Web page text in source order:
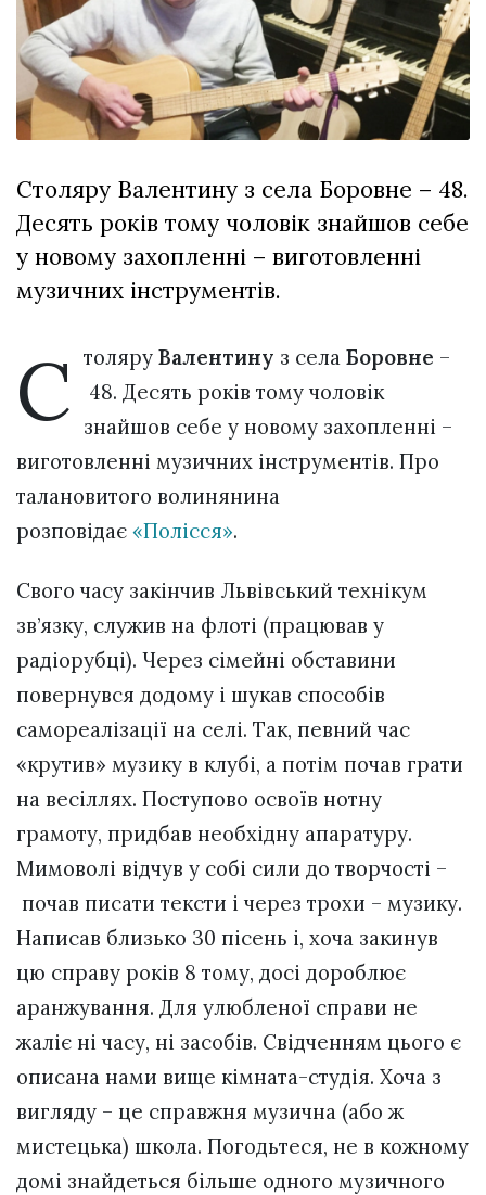
залишив у
Луцьку
три...
27 Липня 2026
702 переглядів
Всі розділи
Лайф
Афіша
ZONE 18+
Політика конфіденційності
Столяру Валентину з села Боровне – 48.
Десять років тому чоловік знайшов себе
у новому захопленні – виготовленні
музичних інструментів.
С толяруВалентину з села Боровне –
48. Десять років тому чоловік
знайшов себе у новому захопленні –
виготовленні музичних інструментів. Про
талановитого волинянина
розповідає «Полісся».
Свого часу закінчив Львівський технікум
зв’язку, служив на флоті (працював у
радіорубці). Через сімейні обставини
повернувся додому і шукав способів
самореалізації на селі. Так, певний час
«крутив» музику в клубі, а потім почав грати
на весіллях. Поступово освоїв нотну
грамоту, придбав необхідну апаратуру.
Мимоволі відчув у собі сили до творчості –
почав писати тексти і через трохи – музику.
Написав близько 30 пісень і, хоча закинув
цю справу років 8 тому, досі дороблює
аранжування. Для улюбленої справи не
жаліє ні часу, ні засобів. Свідченням цього є
описана нами вище кімната-студія. Хоча з
вигляду – це справжня музична (або ж
мистецька) школа. Погодьтеся, не в кожному
домі знайдеться більше одного музичного